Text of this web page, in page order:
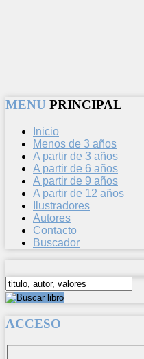
MENU PRINCIPAL
Inicio
Menos de 3 años
A partir de 3 años
A partir de 6 años
A partir de 9 años
A partir de 12 años
Ilustradores
Autores
Contacto
Buscador
ACCESO